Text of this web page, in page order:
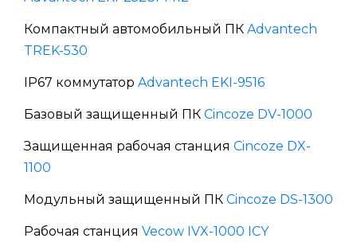
Компактный автомобильный ПК Advantech
TREK-530
IP67 коммутатор Advantech EKI-9516
Базовый защищенный ПК Cincoze DV-1000
Защищенная рабочая станция Cincoze DX-
1100
Модульный защищенный ПК Cincoze DS-1300
Рабочая станция Vecow IVX-1000 ICY